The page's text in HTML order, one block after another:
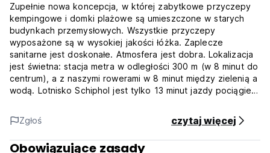
Zupełnie nowa koncepcja, w której zabytkowe przyczepy
kempingowe i domki plażowe są umieszczone w starych
budynkach przemysłowych. Wszystkie przyczepy
wyposażone są w wysokiej jakości łóżka. Zaplecze
sanitarne jest doskonałe. Atmosfera jest dobra. Lokalizacja
jest świetna: stacja metra w odległości 300 m (w 8 minut do
centrum), a z naszymi rowerami w 8 minut między zielenią a
wodą. Lotnisko Schiphol jest tylko 13 minut jazdy pociągiem,
Outside Inn.
Mamy 4 rodzaje zakwaterowania: Nowoczesne przyczepy
kempingowe Vintage i klasyczne przyczepy kempingowe
Fantastic (z nieco krótszymi łóżkami, więc nie dla
Zgłoś czytaj więcej
Obowiązujące zasady